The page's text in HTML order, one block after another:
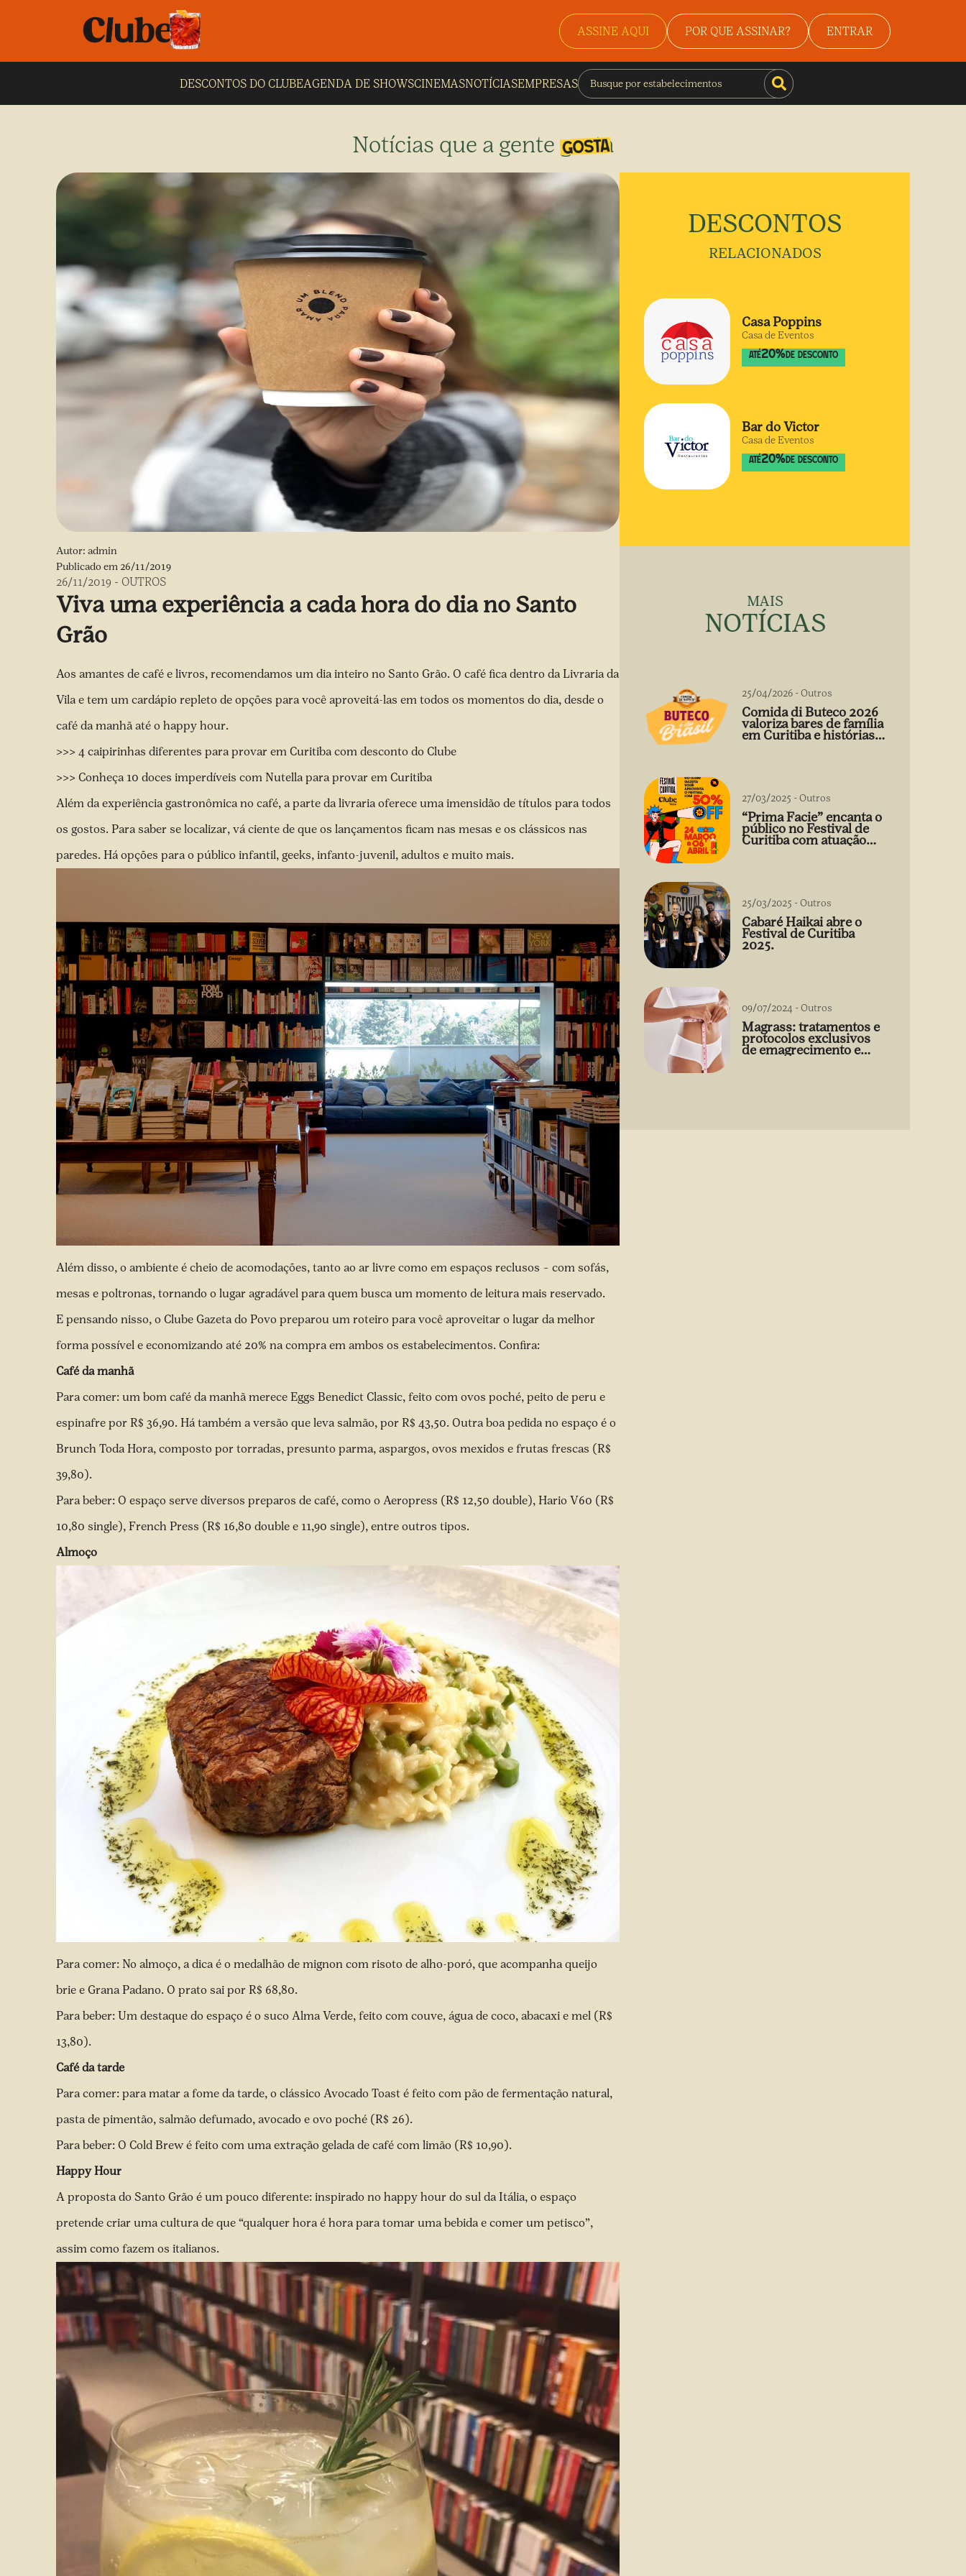
ASSINE AQUI POR QUE ASSINAR? ENTRAR
DESCONTOS DO CLUBEAGENDA DE SHOWSCINEMASNOTÍCIASEMPRESAS
Notícias que a gente gosta
Autor: admin
Publicado em26/11/2019
26/11/2019 - OUTROS
Viva uma experiência a cada hora do dia no Santo
Grão
Aos amantes de café e livros, recomendamos um dia inteiro no Santo Grão. O café fica dentro da Livraria da
Vila e tem um cardápio repleto de opções para você aproveitá-las em todos os momentos do dia, desde o
café da manhã até o happy hour.
>>> 4 caipirinhas diferentes para provar em Curitiba com desconto do Clube
>>> Conheça 10 doces imperdíveis com Nutella para provar em Curitiba
Além da experiência gastronômica no café, a parte da livraria oferece uma imensidão de títulos para todos
os gostos. Para saber se localizar, vá ciente de que os lançamentos ficam nas mesas e os clássicos nas
paredes. Há opções para o público infantil, geeks, infanto-juvenil, adultos e muito mais.
Além disso, o ambiente é cheio de acomodações, tanto ao ar livre como em espaços reclusos – com sofás,
mesas e poltronas, tornando o lugar agradável para quem busca um momento de leitura mais reservado.
E pensando nisso, o Clube Gazeta do Povo preparou um roteiro para você aproveitar o lugar da melhor
forma possível e economizando até 20% na compra em ambos os estabelecimentos. Confira:
Café da manhã
Para comer: um bom café da manhã merece Eggs Benedict Classic, feito com ovos poché, peito de peru e
espinafre por R$ 36,90. Há também a versão que leva salmão, por R$ 43,50. Outra boa pedida no espaço é o
Brunch Toda Hora, composto por torradas, presunto parma, aspargos, ovos mexidos e frutas frescas (R$
39,80).
Para beber: O espaço serve diversos preparos de café, como o Aeropress (R$ 12,50 double), Hario V60 (R$
10,80 single), French Press (R$ 16,80 double e 11,90 single), entre outros tipos.
Almoço
Para comer: No almoço, a dica é o medalhão de mignon com risoto de alho-poró, que acompanha queijo
brie e Grana Padano. O prato sai por R$ 68,80.
Para beber: Um destaque do espaço é o suco Alma Verde, feito com couve, água de coco, abacaxi e mel (R$
13,80).
Café da tarde
Para comer: para matar a fome da tarde, o clássico Avocado Toast é feito com pão de fermentação natural,
pasta de pimentão, salmão defumado, avocado e ovo poché (R$ 26).
Para beber: O Cold Brew é feito com uma extração gelada de café com limão (R$ 10,90).
Happy Hour
A proposta do Santo Grão é um pouco diferente: inspirado no happy hour do sul da Itália, o espaço
pretende criar uma cultura de que “qualquer hora é hora para tomar uma bebida e comer um petisco”,
assim como fazem os italianos.
DESCONTOS
RELACIONADOS
Casa Poppins
Casa de Eventos
ATÉ20%DE DESCONTO
Bar do Victor
Casa de Eventos
ATÉ20%DE DESCONTO
MAIS
NOTÍCIAS
25/04/2026 -Outros
Comida di Buteco 2026
valoriza bares de família
em Curitiba e histórias
27/03/2025 -Outros
“Prima Facie” encanta o
público no Festival de
Curitiba com atuação
arrebatadora de Débora
25/03/2025 -Outros
Cabaré Haikai abre o
Festival de Curitiba
2025.
09/07/2024 -Outros
Magrass: tratamentos e
protocolos exclusivos
de emagrecimento e
estética sem uso de